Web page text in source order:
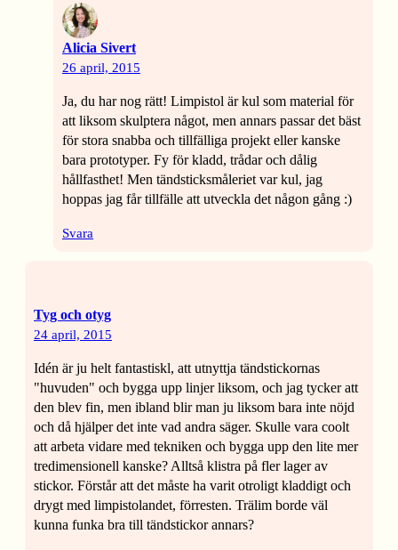
Alicia Sivert
26 april, 2015
Ja, du har nog rätt! Limpistol är kul som material för
att liksom skulptera något, men annars passar det bäst
för stora snabba och tillfälliga projekt eller kanske
bara prototyper. Fy för kladd, trådar och dålig
hållfasthet! Men tändsticksmåleriet var kul, jag
hoppas jag får tillfälle att utveckla det någon gång :)
Svara
Tyg och otyg
24 april, 2015
Idén är ju helt fantastiskl, att utnyttja tändstickornas
"huvuden" och bygga upp linjer liksom, och jag tycker att
den blev fin, men ibland blir man ju liksom bara inte nöjd
och då hjälper det inte vad andra säger. Skulle vara coolt
att arbeta vidare med tekniken och bygga upp den lite mer
tredimensionell kanske? Alltså klistra på fler lager av
stickor. Förstår att det måste ha varit otroligt kladdigt och
drygt med limpistolandet, förresten. Trälim borde väl
kunna funka bra till tändstickor annars?